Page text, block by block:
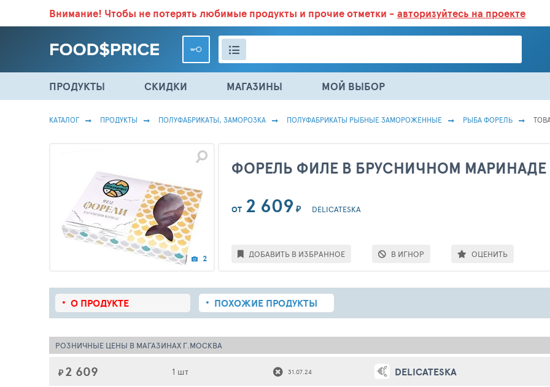
ВСЕ СКИДКИ И ВЫГОДНЫЕ ЦЕНЫ НА ПРОДУКТЫ В МАГАЗИНАХ.БОЛЬШЕ 100 000 ТОВАРОВ. ЕЖЕДНЕВНОЕ ОБНОВЛЕНИЕ
Внимание! Чтобы не потерять любимые продукты и прочие отметки - авторизуйтесь на проекте
ПРОДУКТЫ СКИДКИ МАГАЗИНЫ МОЙ ВЫБОР
КАТАЛОГ ПРОДУКТЫ ПОЛУФАБРИКАТЫ, ЗАМОРОЗКА ПОЛУФАБРИКАТЫ РЫБНЫЕ ЗАМОРОЖЕННЫЕ РЫБА ФОРЕЛЬ
ФОРЕЛЬ ФИЛЕ В БРУСНИЧНОМ МАРИНАДЕ
2
ОТ 2 609 ₽ DELICATESKA
ДОБАВИТЬ В ИЗБРАННОЕ В ИГНОР ОЦЕНИТЬ
О ПРОДУКТЕ ПОХОЖИЕ ПРОДУКТЫ
РОЗНИЧНЫЕ ЦЕНЫ В МАГАЗИНАХ Г.МОСКВА
₽ 2 609 1 шт 31.07.24 DELICATESKA